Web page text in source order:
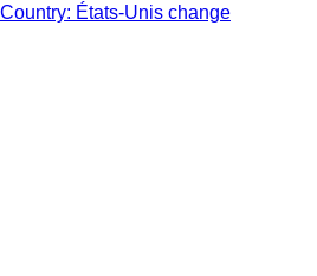
Country: États-Unis change